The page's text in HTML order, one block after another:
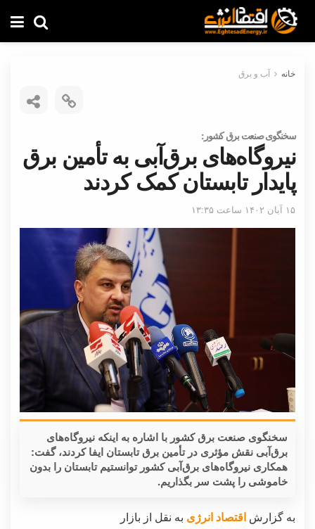
خانه آب و برق
سخنگوی صنعت برق کشور:
نیروگاه‌های برق‌آبی به تأمین برق
پایدار تابستان کمک کردند
۱۵ آبان ۱۴۰۲ ساعت ۱۳:۳۵
سخنگوی صنعت برق کشور با اشاره به اینکه نیروگاه‌های
برق‌آبی نقش مؤثری در تأمین برق تابستان ایفا کردند، گفت:
همکاری نیروگاه‌های برق‌آبی کشور توانستیم تابستان را بدون
خاموشی را پشت سر بگذاریم.
به گزارش اقتصاد انرژی به نقل از بازار